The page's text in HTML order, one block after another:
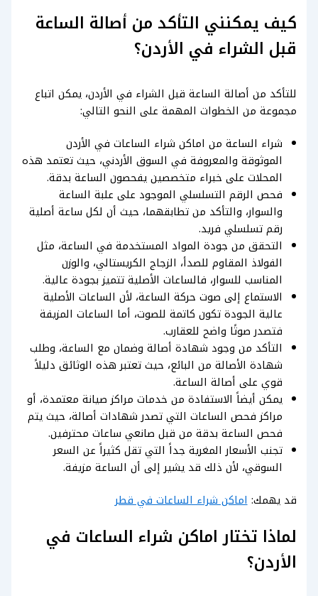
كيف يمكنني التأكد من أصالة الساعة
قبل الشراء في الأردن؟
للتأكد من أصالة الساعة قبل الشراء في الأردن، يمكن اتباع
مجموعة من الخطوات المهمة على النحو التالي:
شراء الساعة من اماكن شراء الساعات في الأردن
الموثوقة والمعروفة في السوق الأردني، حيث تعتمد هذه
المحلات على خبراء متخصصين يفحصون الساعة بدقة.
فحص الرقم التسلسلي الموجود على علبة الساعة
والسوار، والتأكد من تطابقهما، حيث أن لكل ساعة أصلية
رقم تسلسلي فريد.
التحقق من جودة المواد المستخدمة في الساعة، مثل
الفولاذ المقاوم للصدأ، الزجاج الكريستالي، والوزن
المناسب للسوار، فالساعات الأصلية تتميز بجودة عالية.
الاستماع إلى صوت حركة الساعة، لأن الساعات الأصلية
عالية الجودة تكون كاتمة للصوت، أما الساعات المزيفة
فتصدر صوتًا واضح للعقارب.
التأكد من وجود شهادة أصالة وضمان مع الساعة، وطلب
شهادة الأصالة من البائع، حيث تعتبر هذه الوثائق دليلاً
قوي على أصالة الساعة.
يمكن أيضاً الاستفادة من خدمات مراكز صيانة معتمدة، أو
مراكز فحص الساعات التي تصدر شهادات أصالة، حيث يتم
فحص الساعة بدقة من قبل صانعي ساعات محترفين.
تجنب الأسعار المغرية جداً التي تقل كثيراً عن السعر
السوقي، لأن ذلك قد يشير إلى أن الساعة مزيفة.
قد يهمك:اماكن شراء الساعات في قطر
لماذا تختار اماكن شراء الساعات في
الأردن؟